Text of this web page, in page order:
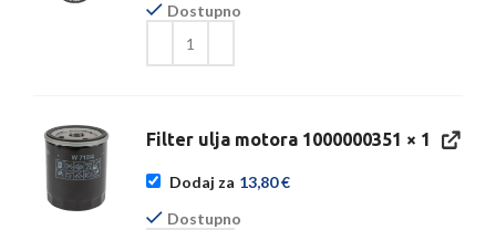
Filter ulja motora 1000000351 × 1
Dodaj za 13,80€
Dostupno
Dostupno